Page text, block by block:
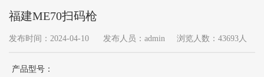
福建ME70扫码枪
发布时间：2024-04-10 发布人员：admin 浏览人数：43693人
产品型号：